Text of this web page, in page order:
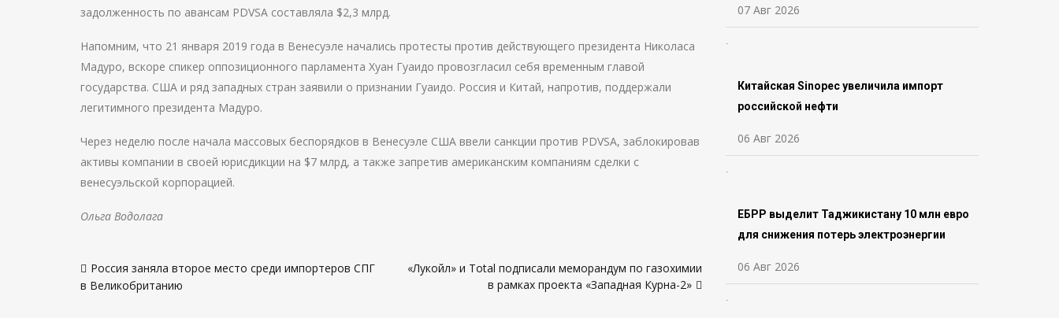
задолженность по авансам PDVSA составляла $2,3 млрд.
Напомним, что 21 января 2019 года в Венесуэле начались протесты против действующего президента Николаса
Мадуро, вскоре спикер оппозиционного парламента Хуан Гуаидо провозгласил себя временным главой
государства. США и ряд западных стран заявили о признании Гуаидо. Россия и Китай, напротив, поддержали
легитимного президента Мадуро.
Через неделю после начала массовых беспорядков в Венесуэле США ввели санкции против PDVSA, заблокировав
активы компании в своей юрисдикции на $7 млрд, а также запретив американским компаниям сделки с
венесуэльской корпорацией.
Ольга Водолага
поРоссия заняла второе место среди импортеров СПГ
в Великобританию
«Лукойл» и Total подписали меморандум по газохимии
в рамках проекта «Западная Курна-2»
07 Авг 2026
Китайская Sinopec увеличила импорт
российской нефти
06 Авг 2026
ЕБРР выделит Таджикистану 10 млн евро
для снижения потерь электроэнергии
06 Авг 2026